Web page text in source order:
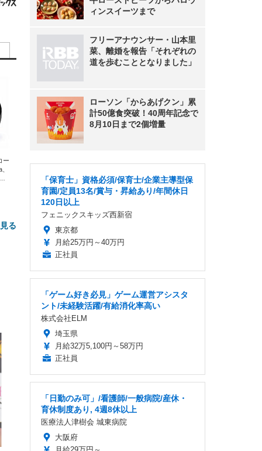
ー
る
)
ギ
ィンスイーツまで
フリーアナウンサー・山本里
菜、離婚を報告「それぞれの
道を歩むこととなりました」
ローソン「からあげクン」累
計50億食突破！40周年記念で
8月10日まで2個増量
「保育士」資格必須/保育士/企業主導型保
育園/定員13名/賞与・昇給あり/年間休日
120日以上
フェニックスキッズ西新宿
東京都
月給25万円～40万円
正社員
「ゲーム好き必見」ゲーム運営アシスタ
ント/未経験活躍/有給消化率高い
株式会社ELM
埼玉県
月給32万5,100円～58万円
正社員
「日勤のみ可」/看護師/一般病院/産休・
育休制度あり, 4週8休以上
医療法人津樹会 城東病院
大阪府